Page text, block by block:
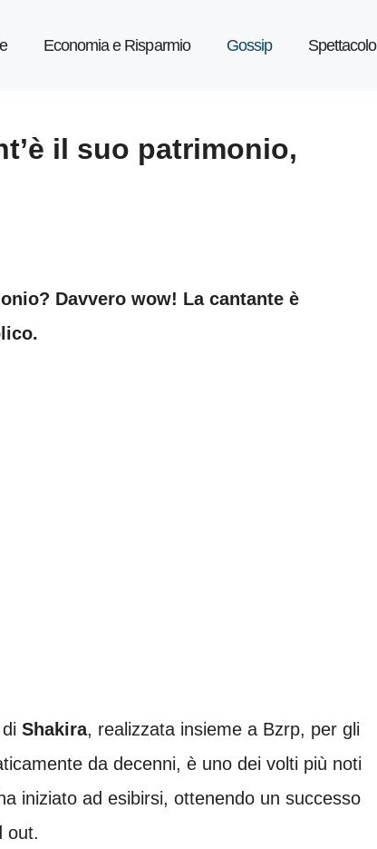
Economia e Risparmio Gossip Spettacolo
il suo patrimonio,
Davvero wow! La cantante è
Shakira, realizzata insieme a Bzrp, per gli
da decenni, è uno dei volti più noti
iniziato ad esibirsi, ottenendo un successo
out.